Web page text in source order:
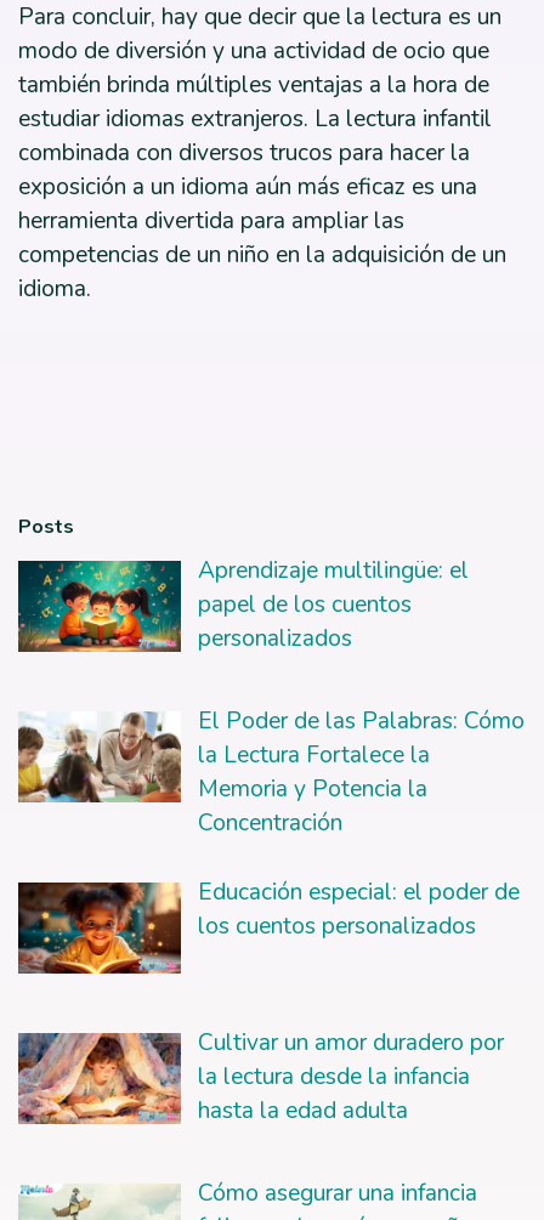
Para concluir, hay que decir que la lectura es un
modo de diversión y una actividad de ocio que
también brinda múltiples ventajas a la hora de
estudiar idiomas extranjeros. La lectura infantil
combinada con diversos trucos para hacer la
exposición a un idioma aún más eficaz es una
herramienta divertida para ampliar las
competencias de un niño en la adquisición de un
idioma.
Posts
Aprendizaje multilingüe: el
papel de los cuentos
personalizados
El Poder de las Palabras: Cómo
la Lectura Fortalece la
Memoria y Potencia la
Concentración
Educación especial: el poder de
los cuentos personalizados
Cultivar un amor duradero por
la lectura desde la infancia
hasta la edad adulta
Cómo asegurar una infancia